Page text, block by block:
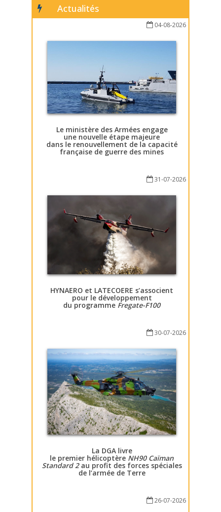
Actualités
04-08-2026
Le ministère des Armées engage
une nouvelle étape majeure
dans le renouvellement de la capacité
française de guerre des mines
31-07-2026
HYNAERO et LATECOERE s’associent
pour le développement
du programme Fregate-F100
30-07-2026
La DGA livre
le premier hélicoptère NH90 Caïman
Standard 2au profit des forces spéciales
de l’armée de Terre
26-07-2026